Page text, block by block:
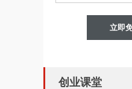
立即
创业课堂